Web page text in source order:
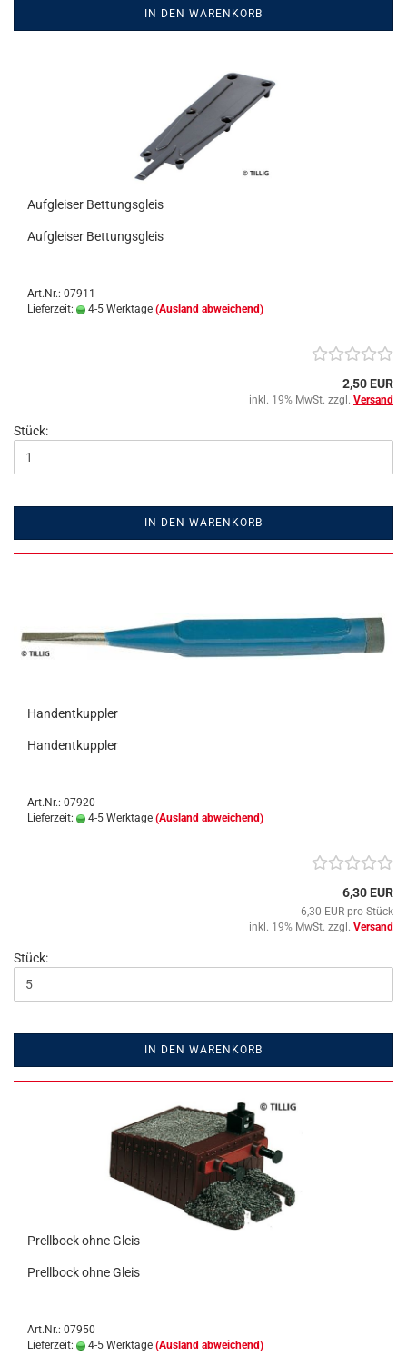
IN DEN WARENKORB
Aufgleiser Bettungsgleis
Aufgleiser Bettungsgleis
Art.Nr.: 07911
Lieferzeit:
4-5 Werktage (Ausland abweichend)
2,50 EUR
inkl. 19% MwSt. zzgl. Versand
Stück:
IN DEN WARENKORB
Handentkuppler
Handentkuppler
Art.Nr.: 07920
Lieferzeit:
4-5 Werktage (Ausland abweichend)
6,30 EUR
6,30 EUR pro Stück
inkl. 19% MwSt. zzgl. Versand
Stück:
IN DEN WARENKORB
Prellbock ohne Gleis
Prellbock ohne Gleis
Art.Nr.: 07950
Lieferzeit:
4-5 Werktage (Ausland abweichend)